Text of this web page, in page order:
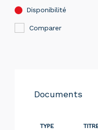
Disponibilité
Comparer
Documents
TYPE